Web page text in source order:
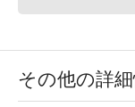
その他の詳